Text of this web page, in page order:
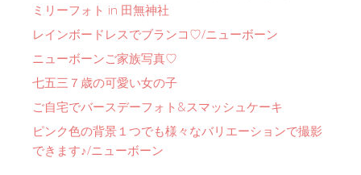
ミリーフォト in 田無神社
レインボードレスでブランコ♡/ニューボーン
ニューボーンご家族写真♡
七五三７歳の可愛い女の子
ご自宅でバースデーフォト&スマッシュケーキ
ピンク色の背景１つでも様々なバリエーションで撮影
できます♪/ニューボーン